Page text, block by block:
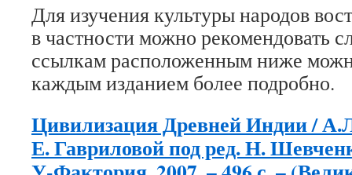
Для изучения культуры народов
в частности можно рекомендовать
ссылкам расположенным ниже
каждым изданием более подробно.
Цивилизация Древней Индии /
Е. Гавриловой под ред. Н.